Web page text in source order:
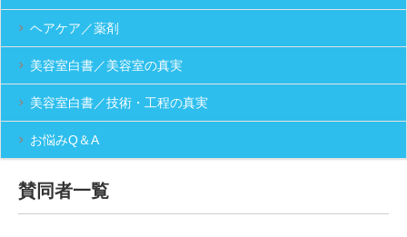
ヘアケア／薬剤
美容室白書／美容室の真実
美容室白書／技術・工程の真実
お悩みQ＆A
賛同者一覧